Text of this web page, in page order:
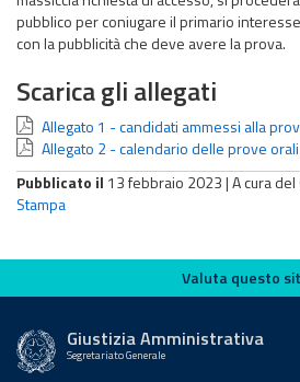
pubblico per coniugare il primario
con la pubblicità che deve avere la prova.
Scarica gli allegati
Allegato 1 - candidati ammessi alla
Allegato 2 - calendario delle prove orali
Pubblicato il 13 febbraio 2023 |A cura
Stampa
Valuta questo sito
Valuta questo
Giustizia Amministrativa
Segretariato Generale